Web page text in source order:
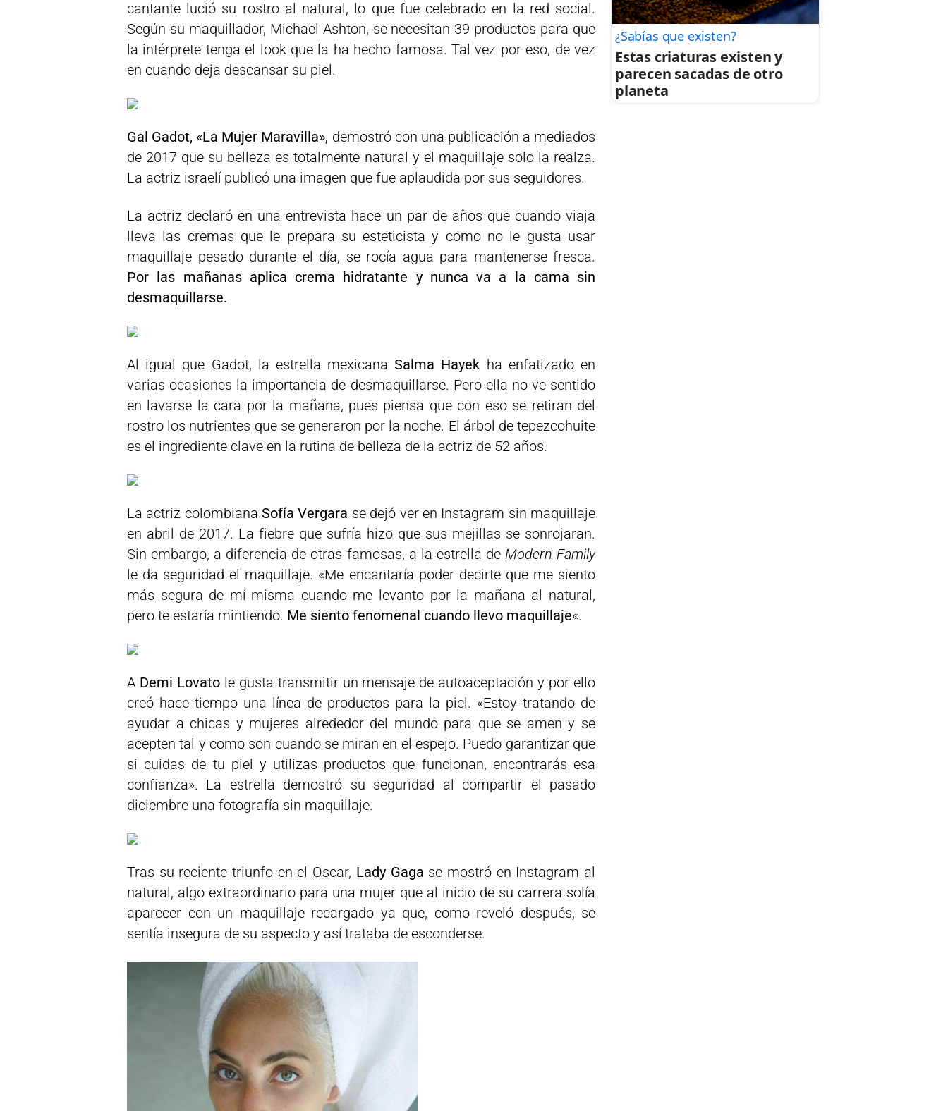
cantante lució su rostro al natural, lo que fue celebrado en la red social.
Según su maquillador, Michael Ashton, se necesitan 39 productos para que
la intérprete tenga el look que la ha hecho famosa. Tal vez por eso, de vez
en cuando deja descansar su piel.
Gal Gadot, «La Mujer Maravilla», demostró con una publicación a mediados
de 2017 que su belleza es totalmente natural y el maquillaje solo la realza.
La actriz israelí publicó una imagen que fue aplaudida por sus seguidores.
La actriz declaró en una entrevista hace un par de años que cuando viaja
lleva las cremas que le prepara su esteticista y como no le gusta usar
maquillaje pesado durante el día, se rocía agua para mantenerse fresca.
Por las mañanas aplica crema hidratante y nunca va a la cama sin
desmaquillarse.
Al igual que Gadot, la estrella mexicanaSalma Hayek ha enfatizado en
varias ocasiones la importancia de desmaquillarse. Pero ella no ve sentido
en lavarse la cara por la mañana, pues piensa que con eso se retiran del
rostro los nutrientes que se generaron por la noche. El árbol de tepezcohuite
es el ingrediente clave en la rutina de belleza de la actriz de 52 años.
La actriz colombianaSofía Vergara se dejó ver en Instagram sin maquillaje
en abril de 2017. La fiebre que sufría hizo que sus mejillas se sonrojaran.
Sin embargo, a diferencia de otras famosas, a la estrella deModern Family
le da seguridad el maquillaje. «Me encantaría poder decirte que me siento
más segura de mí misma cuando me levanto por la mañana al natural,
pero te estaría mintiendo. Me siento fenomenal cuando llevo maquillaje«.
A Demi Lovatole gusta transmitir un mensaje de autoaceptación y por ello
creó hace tiempo una línea de productos para la piel. «Estoy tratando de
ayudar a chicas y mujeres alrededor del mundo para que se amen y se
acepten tal y como son cuando se miran en el espejo. Puedo garantizar que
si cuidas de tu piel y utilizas productos que funcionan, encontrarás esa
confianza». La estrella demostró su seguridad al compartir el pasado
diciembre una fotografía sin maquillaje.
Tras su reciente triunfo en el Oscar, Lady Gaga se mostró en Instagram al
natural, algo extraordinario para una mujer que al inicio de su carrera solía
aparecer con un maquillaje recargado ya que, como reveló después, se
sentía insegura de su aspecto y así trataba de esconderse.
¿Sabías que existen?
Estas criaturas existen y
parecen sacadas de otro
planeta